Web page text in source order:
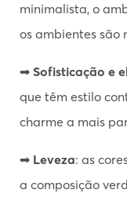
minimalista, o
os ambientes são
➡ Sofisticação e
que têm estilo
charme a mais
➡ Leveza: as
a composição